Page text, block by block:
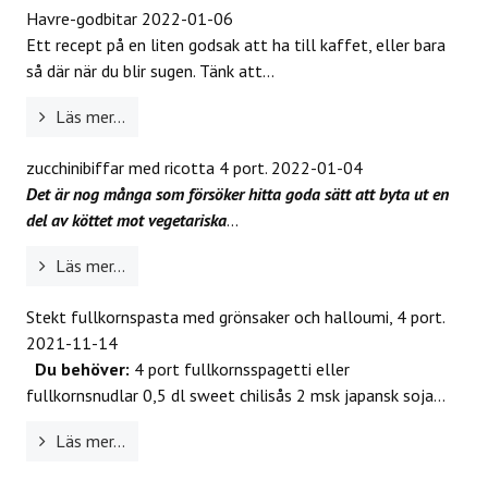
Havre-godbitar 2022-01-06
Ett recept på en liten godsak att ha till kaffet, eller bara
så där när du blir sugen. Tänk att...
Läs mer...
zucchinibiffar med ricotta 4 port. 2022-01-04
Det är nog många som försöker hitta goda sätt att byta ut en
del av köttet mot vegetariska...
Läs mer...
Stekt fullkornspasta med grönsaker och halloumi, 4 port.
2021-11-14
Du behöver: 4 port fullkornsspagetti eller
fullkornsnudlar 0,5 dl sweet chilisås 2 msk japansk soja...
Läs mer...